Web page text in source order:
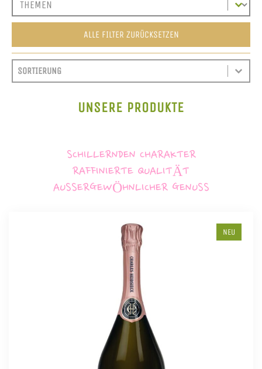
ALLE FILTER ZURÜCKSETZEN
SORTIEREN
SORT CONTENT
SORT CONTENT
UNSERE PRODUKTE
SCHILLERNDEN CHARAKTER
RAFFINIERTE QUALITÄT
AUSSERGEWÖHNLICHER GENUSS
NEU